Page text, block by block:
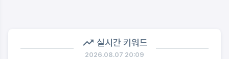
실시간 키워드
2026.08.07 20:09